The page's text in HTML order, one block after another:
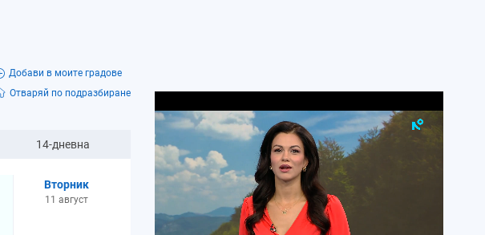
Добави в моите градове
Отваряй по подразбиране
14-дневна
Вторник
11 август